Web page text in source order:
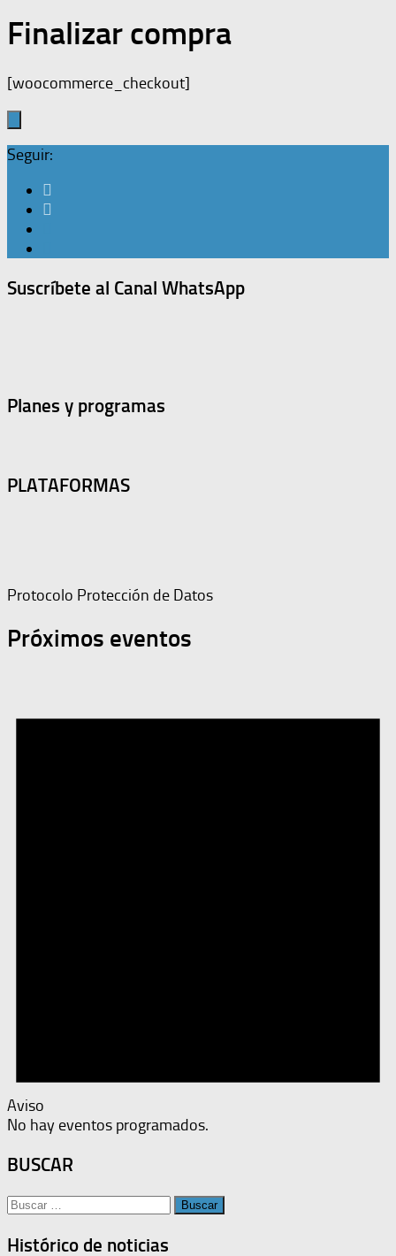
Finalizar compra
[woocommerce_checkout]
Seguir:
Suscríbete al Canal WhatsApp
Planes y programas
PLATAFORMAS
Protocolo Protección de Datos
Próximos eventos
Aviso
No hay eventos programados.
BUSCAR
Buscar:
Histórico de noticias